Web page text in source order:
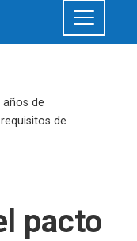
de
de
pacto